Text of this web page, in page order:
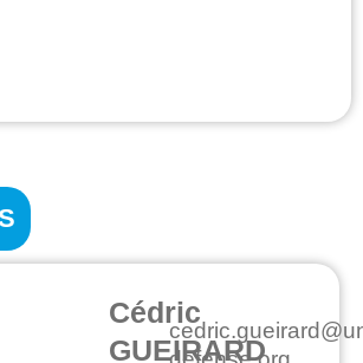
Cédric
GUEIRARD